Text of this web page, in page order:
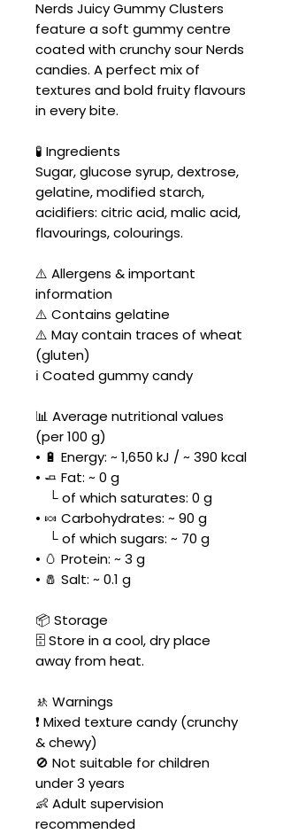
Nerds Juicy Gummy Clusters
feature a soft gummy centre
coated with crunchy sour Nerds
candies. A perfect mix of
textures and bold fruity flavours
in every bite.
🧪 Ingredients
Sugar, glucose syrup, dextrose,
gelatine, modified starch,
acidifiers: citric acid, malic acid,
flavourings, colourings.
⚠️ Allergens & important
information
⚠️ Contains gelatine
⚠️ May contain traces of wheat
(gluten)
ℹ️ Coated gummy candy
📊 Average nutritional values
(per 100 g)
• 🔋 Energy: ~ 1,650 kJ / ~ 390 kcal
• 🧈 Fat: ~ 0 g
└ of which saturates: 0 g
• 🍬 Carbohydrates: ~ 90 g
└ of which sugars: ~ 70 g
• 🥚 Protein: ~ 3 g
• 🧂 Salt: ~ 0.1 g
📦 Storage
🗄️ Store in a cool, dry place
away from heat.
🚸 Warnings
❗ Mixed texture candy (crunchy
& chewy)
🚫 Not suitable for children
under 3 years
👶 Adult supervision
recommended